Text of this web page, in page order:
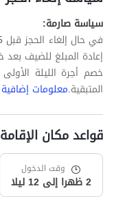
سياسة صارمة:
المتبقية.معلومات إضافية
قواعد مكان الإقامة
وقت الدخول
2 ظهرا إلى 12 ليلا